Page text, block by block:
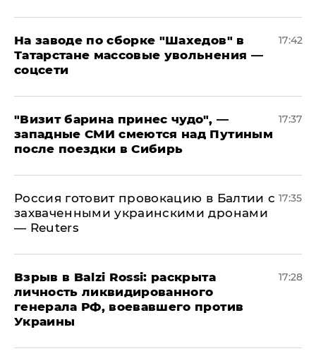
На заводе по сборке "Шахедов" в
Татарстане массовые увольнения —
соцсети
17:42
"Визит барина принес чудо", —
западные СМИ смеются над Путиным
после поездки в Сибирь
17:37
​Россия готовит провокацию в Балтии с
захваченными украинскими дронами
— Reuters
17:35
​Взрыв в Balzi Rossi: раскрыта
личность ликвидированного
генерала РФ, воевавшего против
Украины
17:28